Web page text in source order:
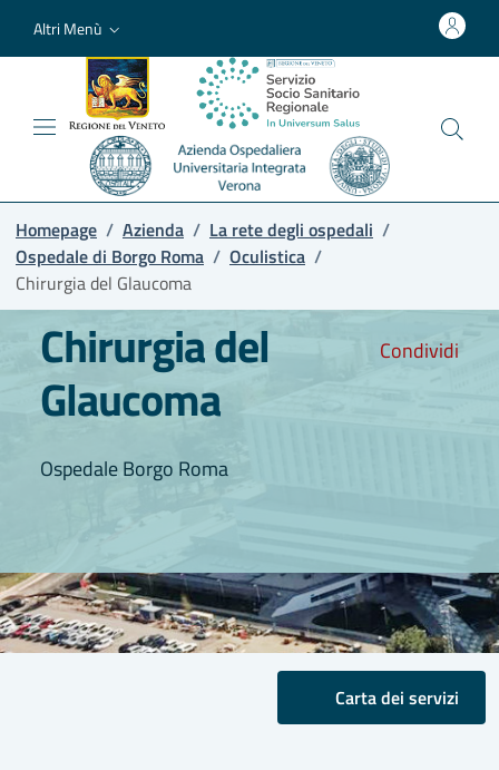
Altri Menù
Homepage / Azienda / La rete degli ospedali /
Ospedale di Borgo Roma / Oculistica /
Chirurgia del Glaucoma
Condividi
Chirurgia del
Glaucoma
Ospedale Borgo Roma
Carta dei servizi